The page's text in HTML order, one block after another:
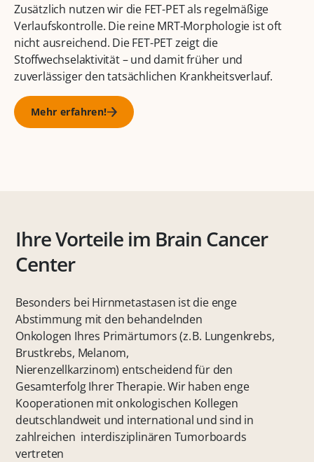
Zusätzlich nutzen wir die FET-PET als regelmäßige
Verlaufskontrolle. Die reine MRT-Morphologie ist oft
nicht ausreichend. Die FET-PET zeigt die
Stoffwechselaktivität – und damit früher und
zuverlässiger den tatsächlichen Krankheitsverlauf.
Mehr erfahren!
Ihre Vorteile im Brain Cancer
Center
Besonders bei Hirnmetastasen ist die enge
Abstimmung mit den behandelnden
Onkologen Ihres Primärtumors (z. B. Lungenkrebs,
Brustkrebs, Melanom,
Nierenzellkarzinom) entscheidend für den
Gesamterfolg Ihrer Therapie. Wir haben enge
Kooperationen mit onkologischen Kollegen
deutschlandweit und international und sind in
zahlreichen interdisziplinären Tumorboards
vertreten